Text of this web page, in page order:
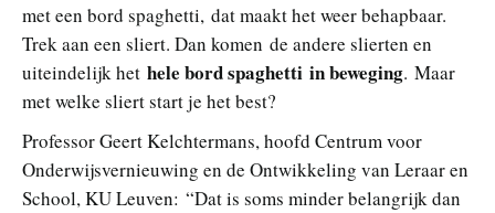
met een bord spaghetti, dat maakt het weer behapbaar.
Trek aan een sliert. Dan komen de andere slierten en
uiteindelijk het hele bord spaghetti in beweging. Maar
met welke sliert start je het best?
Professor Geert Kelchtermans, hoofd Centrum voor
Onderwijsvernieuwing en de Ontwikkeling van Leraar en
School, KU Leuven: “Dat is soms minder belangrijk dan